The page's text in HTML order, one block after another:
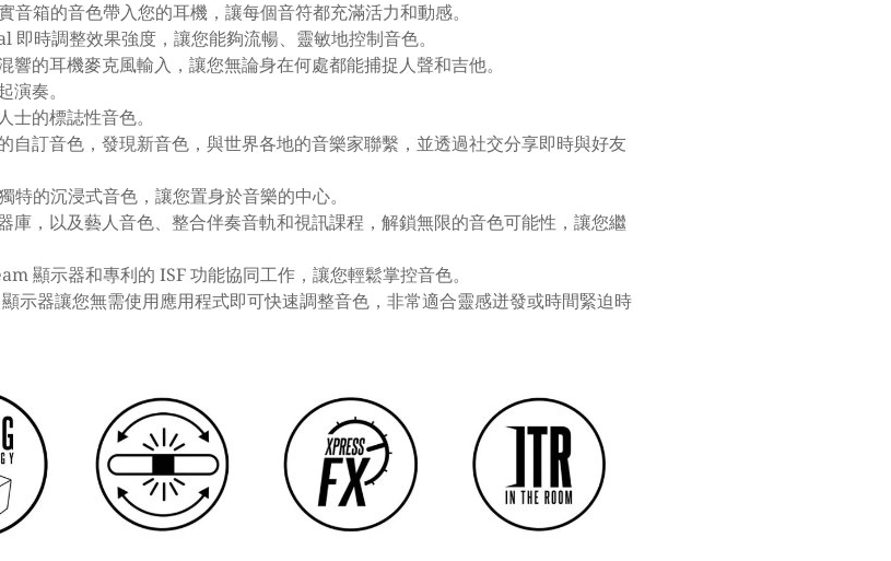
箱的音色帶入您的耳機，讓每個音符都充滿活力和動感。
時調整效果強度，讓您能夠流暢、靈敏地控制音色。
響的耳機麥克風輸入，讓您無論身在何處都能捕捉人聲和吉他。
演奏。
士的標誌性音色。
自訂音色，發現新音色，與世界各地的音樂家聯繫，並透過社交分享即時與好友
的沉浸式音色，讓您置身於音樂的中心。
庫，以及藝人音色、整合伴奏音軌和視訊課程，解鎖無限的音色可能性，讓您繼
顯示器和專利的 ISF 功能協同工作，讓您輕鬆掌控音色。
示器讓您無需使用應用程式即可快速調整音色，非常適合靈感迸發或時間緊迫時